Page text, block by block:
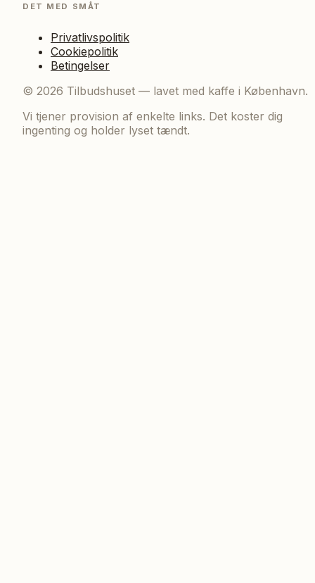
DET MED SMÅT
Privatlivspolitik
Cookiepolitik
Betingelser
© 2026 Tilbudshuset — lavet med kaffe i København.
Vi tjener provision af enkelte links. Det koster dig
ingenting og holder lyset tændt.